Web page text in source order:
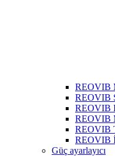
REOVIB
REOVIB
REOVIB
REOVIB
REOVIB
REOVIB
Güç ayarlayıcı